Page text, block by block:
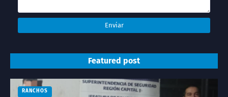
Featured post
RANCHOS